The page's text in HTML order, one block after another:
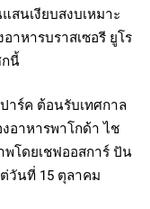
สนเงียบสงบเหมาะ
าหารบราสเซอรี ยูโร
กนี้
าร์ค ต้อนรับเทศกาล
อาหารพาโกด้า ไช
พโดยเชฟออสการ์ ปัน
วันที่ 15 ตุลาคม